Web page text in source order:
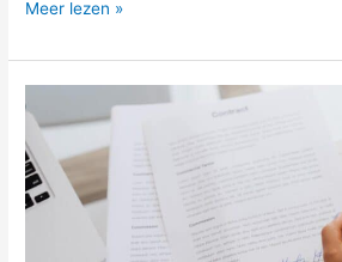
Meer lezen »
gecontracteerde
fysiotherapie